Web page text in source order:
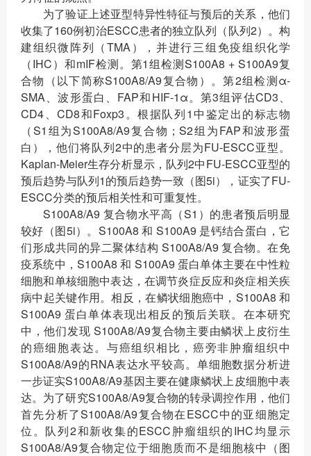
为了验证上述亚型特异性特征与预后的关系，他们
收集了160例初治ESCC患者的独立队列（队列2）。构
建组织微阵列（TMA），并进行三组免疫组织化学
（IHC）和mIF检测。第1组检测S100A8 + S100A9复
合物（以下简称S100A8/A9复合物）。第2组检测α-
SMA、波形蛋白、FAP和HIF-1α。第3组评估CD3、
CD4、CD8和Foxp3。根据队列1中鉴定出的标志物
（S1组为S100A8/A9复合物；S2组为FAP和波形蛋
白），他们将队列2中的患者分层为FU-ESCC亚型。
Kaplan-Meier生存分析显示，队列2中FU-ESCC亚型的
预后趋势与队列1的预后趋势一致（图5i），证实了FU-
ESCC分类的预后相关性和可重复性。
S100A8/A9 复合物水平高（S1）的患者预后明显
较好（图5i）。S100A8 和 S100A9 是钙结合蛋白，它
们形成共同的异二聚体结构 S100A8/A9 复合物。在免
疫系统中，S100A8 和 S100A9 蛋白单体主要在中性粒
细胞和单核细胞中表达，在调节炎症反应和炎症相关疾
病中起关键作用。相反，在鳞状细胞癌中，S100A8 和
S100A9 蛋白单体表现出相反的预后关联。在本研究
中，他们发现 S100A8/A9复合物主要由鳞状上皮衍生
的癌细胞表达。与癌组织相比，癌旁非肿瘤组织中
S100A8/A9的RNA表达水平较高。单细胞数据分析进
一步证实S100A8/A9基因主要在健康鳞状上皮细胞中表
达。为了研究S100A8/A9复合物的转录调控作用，他们
首先分析了S100A8/A9复合物在ESCC中的亚细胞定
位。队列2和新收集的ESCC肿瘤组织的IHC均显示
S100A8/A9复合物定位于细胞质而不是细胞核中（图